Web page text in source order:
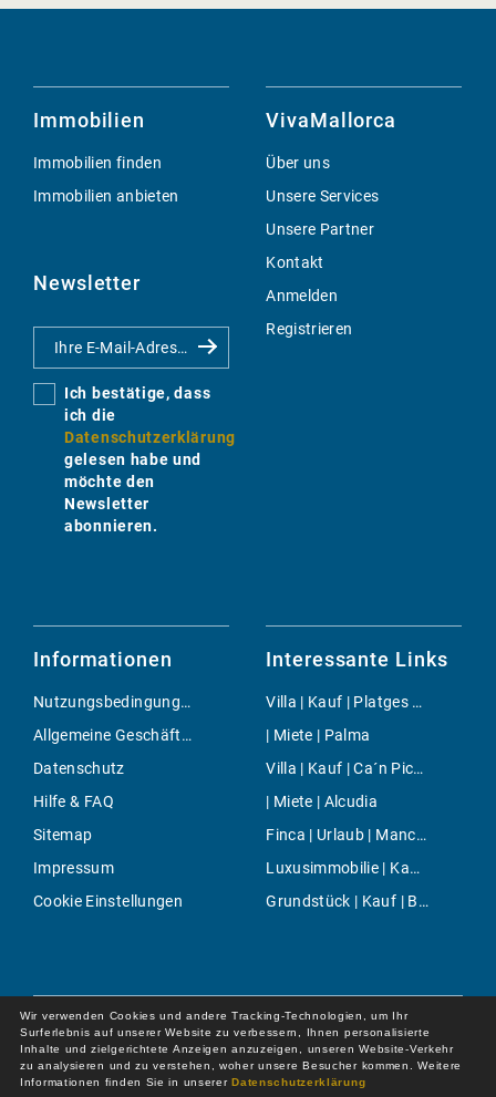
Immobilien
Immobilien finden
Immobilien anbieten
Newsletter
Ich bestätige, dass
ich die
Datenschutzerklärung
gelesen habe und
möchte den
Newsletter
abonnieren.
VivaMallorca
Über uns
Unsere Services
Unsere Partner
Kontakt
Anmelden
Registrieren
Informationen
Nutzungsbedingungen
Allgemeine Geschäftsbedingungen
Datenschutz
Hilfe & FAQ
Sitemap
Impressum
Cookie Einstellungen
Interessante Links
Villa | Kauf | Platges de Fornells
| Miete | Palma
Villa | Kauf | Ca´n Picafort
| Miete | Alcudia
Finca | Urlaub | Mancor de la Vall
Luxusimmobilie | Kauf | Palmanova
Grundstück | Kauf | Buger
Wir verwenden Cookies und andere Tracking-Technologien, um Ihr
Surferlebnis auf unserer Website zu verbessern, Ihnen personalisierte
Inhalte und zielgerichtete Anzeigen anzuzeigen, unseren Website-Verkehr
zu analysieren und zu verstehen, woher unsere Besucher kommen. Weitere
Informationen finden Sie in unsererDatenschutzerklärung